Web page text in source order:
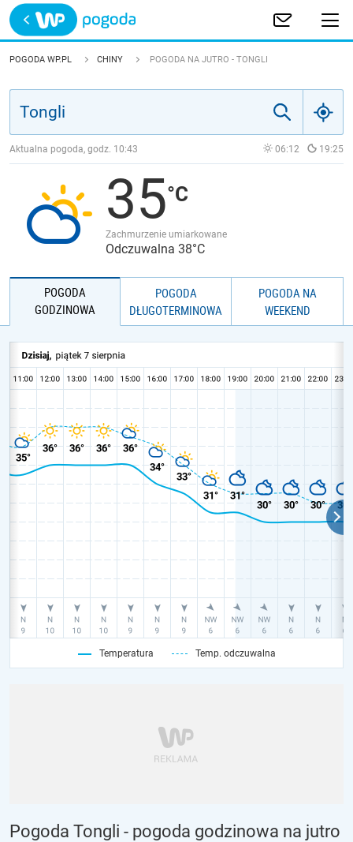
Trwa ładowanie
POLSKA
JAKOŚĆ POWIETRZA
POGODA WP.PL CHINY POGODA NA JUTRO - TONGLI
Aktualna pogoda, godz. 10:43 06:12 19:25
35
Zachmurzenie umiarkowane
Odczuwalna 38°C
POGODA
GODZINOWA
POGODA
DŁUGOTERMINOWA
POGODA NA
WEEKEND
Temperatura Temp. odczuwalna
Pogoda Tongli - pogoda godzinowa na jutro